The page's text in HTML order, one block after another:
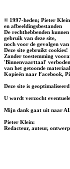
© 1997-heden; Pieter
en afbeeldingsbestanden
De rechthebbenden
gebruik van deze site,
noch voor de gevolgen
Deze site gebruikt cookies!
Zonder toestemming
'Binnenvaarttaal'
van het getoonde
Kopieën naar Facebook,
Deze site is
U wordt verzocht
Mijn dank gaat uit naar
Pieter Klein:
Redacteur, auteur,